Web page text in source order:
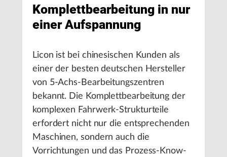
Komplettbearbeitung in nur
einer Aufspannung
Licon ist bei chinesischen Kunden als
einer der besten deutschen Hersteller
von 5-Achs-Bearbeitungszentren
bekannt. Die Komplettbearbeitung der
komplexen Fahrwerk-Strukturteile
erfordert nicht nur die entsprechenden
Maschinen, sondern auch die
Vorrichtungen und das Prozess-Know-